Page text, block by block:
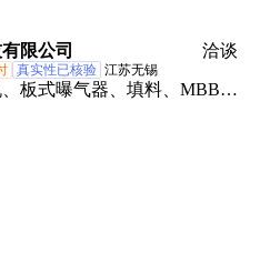
限公司 洽谈
真实性已核验 江苏无锡
板式曝气器、填料、MBBR
填料、组合填料、弹性填
器、盘式曝气器、平板曝气
、絮凝球、微孔曝气器、旋
加药搅拌机、小型搅拌机、